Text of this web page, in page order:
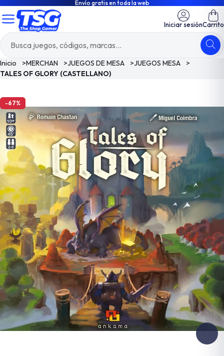
Envío gratis en toda la web
Iniciar sesiónCarrito
Inicio >MERCHAN >JUEGOS DE MESA >JUEGOS MESA
>
TALES OF GLORY (CASTELLANO)
-67%